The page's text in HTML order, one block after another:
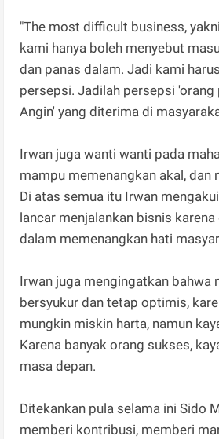
"The most difficult business,
kami hanya boleh menyebut
dan panas dalam. Jadi kami
persepsi. Jadilah persepsi
Angin' yang diterima di
Irwan juga wanti wanti pada
mampu memenangkan akal, dan
Di atas semua itu Irwan
lancar menjalankan bisnis
dalam memenangkan hati
Irwan juga mengingatkan bahwa
bersyukur dan tetap optimis,
mungkin miskin harta, namun
Karena banyak orang sukses,
masa depan.
Ditekankan pula selama ini Sido
memberi kontribusi, memberi